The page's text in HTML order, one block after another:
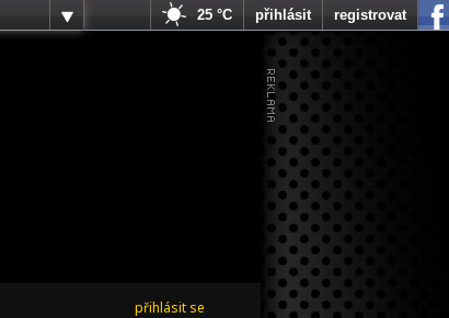
přihlásit se
25 °C přihlásit registrovat